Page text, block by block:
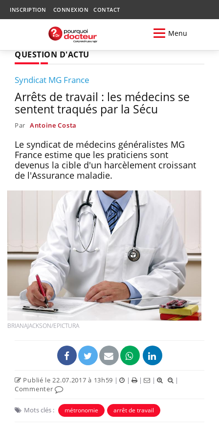
INSCRIPTION CONNEXION CONTACT
Menu
QUESTION D'ACTU
Syndicat MG France
Arrêts de travail : les médecins se
sentent traqués par la Sécu
Par Antoine Costa
Le syndicat de médecins généralistes MG
France estime que les praticiens sont
devenus la cible d'un harcèlement croissant
de l'Assurance maladie.
BRIANAJACKSON/EPICTURA
Publié le 22.07.2017 à 13h59 | | | |
|
Commenter
Mots clés : métronomie arrêt de travail